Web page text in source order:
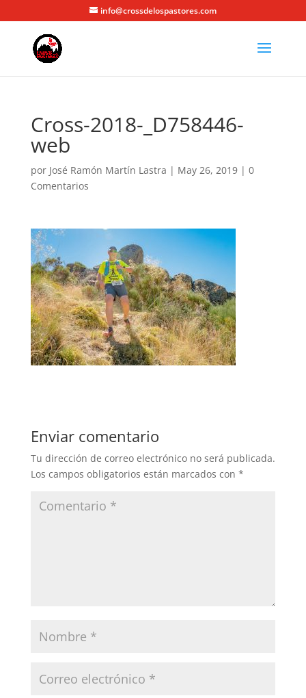
info@crossdelospastores.com
Cross-2018-_D758446-
web
por José Ramón Martín Lastra | May 26, 2019| 0
Comentarios
Enviar comentario
Tu dirección de correo electrónico no será publicada.
Los campos obligatorios están marcados con *